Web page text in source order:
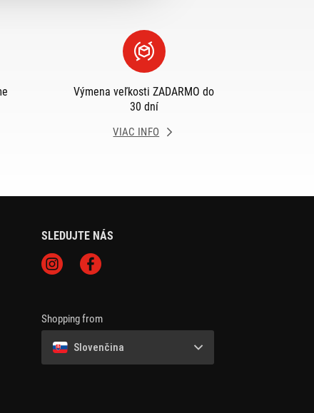
Výmena veľkosti ZADARMO do
30 dní
VIAC INFO
SLEDUJTE NÁS
Shopping from
Slovenčina